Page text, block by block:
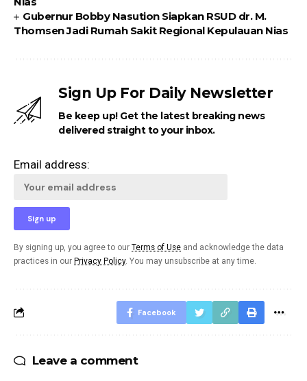
Gubernur Bobby Nasution Siapkan RSUD dr. M.
Thomsen Jadi Rumah Sakit Regional Kepulauan Nias
Sign Up For Daily Newsletter
Be keep up! Get the latest breaking news
delivered straight to your inbox.
Email address:
By signing up, you agree to our Terms of Use and acknowledge the data
practices in our Privacy Policy. You may unsubscribe at any time.
Facebook
Leave a comment